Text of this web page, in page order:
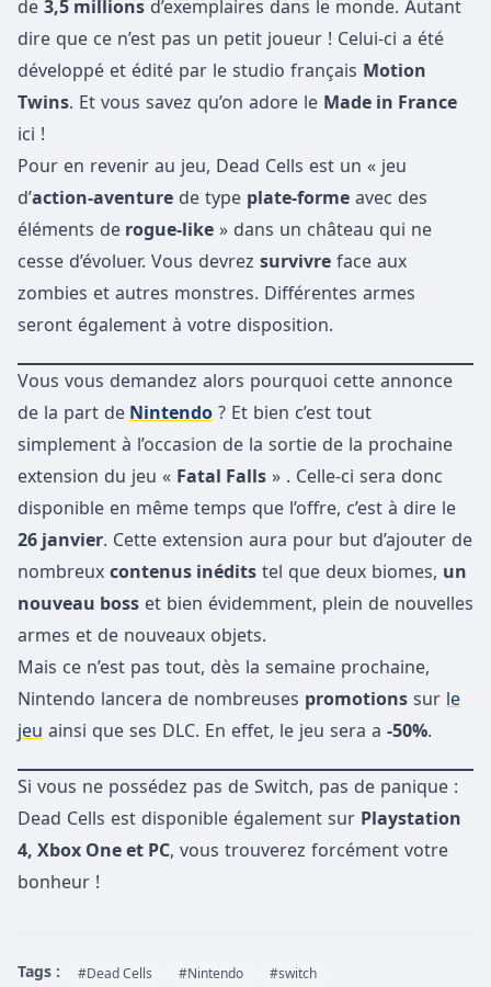
2021
de 3,5 millions d’exemplaires dans le monde. Autant
dire que ce n’est pas un petit joueur ! Celui-ci a été
développé et édité par le studio français Motion
Twins. Et vous savez qu’on adore le Made in France
ici !
Pour en revenir au jeu, Dead Cells est un « jeu
d’action-aventure de type plate-forme avec des
éléments de rogue-like » dans un château qui ne
cesse d’évoluer. Vous devrez survivre face aux
zombies et autres monstres. Différentes armes
seront également à votre disposition.
Vous vous demandez alors pourquoi cette annonce
de la part de Nintendo ? Et bien c’est tout
simplement à l’occasion de la sortie de la prochaine
extension du jeu « Fatal Falls » . Celle-ci sera donc
disponible en même temps que l’offre, c’est à dire le
26 janvier. Cette extension aura pour but d’ajouter de
nombreux contenus inédits tel que deux biomes, un
nouveau boss et bien évidemment, plein de nouvelles
armes et de nouveaux objets.
Mais ce n’est pas tout, dès la semaine prochaine,
Nintendo lancera de nombreuses promotions sur le
jeu ainsi que ses DLC. En effet, le jeu sera a -50%.
Si vous ne possédez pas de Switch, pas de panique :
Dead Cells est disponible également sur Playstation
4, Xbox One et PC, vous trouverez forcément votre
bonheur !
Tags : #Dead Cells #Nintendo #switch